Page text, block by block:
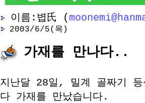
이름:볍氏 (
2003/6/5(목)
가재를 만나다..
지난달 28일, 밀계 골짜기
다 가재를 만났습니다.